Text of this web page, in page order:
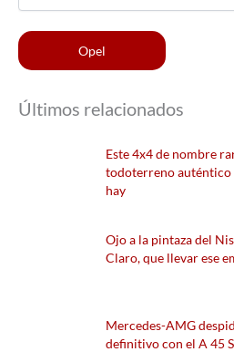
Opel
Últimos relacionados
Este 4x4 de nombre
todoterreno auténtico
hay
Ojo a la pintaza del
Claro, que llevar ese
Mercedes-AMG
definitivo con el A 45